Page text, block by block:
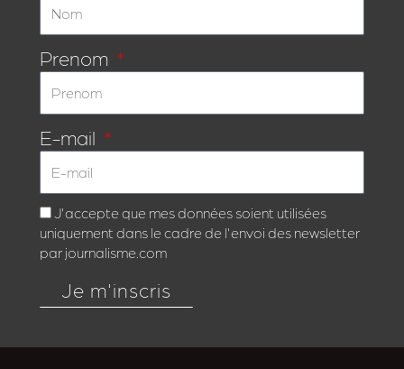
Prenom
E-mail
J'accepte que mes données soient utilisées
uniquement dans le cadre de l'envoi des newsletter
par journalisme.com
Je m'inscris